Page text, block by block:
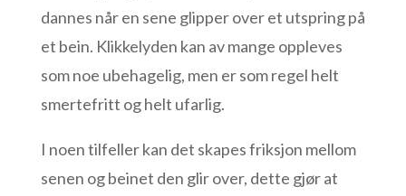
dannes når en sene glipper over et utspring på
et bein. Klikkelyden kan av mange oppleves
som noe ubehagelig, men er som regel helt
smertefritt og helt ufarlig.
I noen tilfeller kan det skapes friksjon mellom
senen og beinet den glir over, dette gjør at